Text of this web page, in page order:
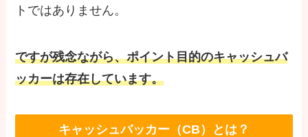
トではありません。
ですが残念ながら、ポイント目的のキャッシュバ
ッカーは存在しています。
キャッシュバッカー（CB）とは？